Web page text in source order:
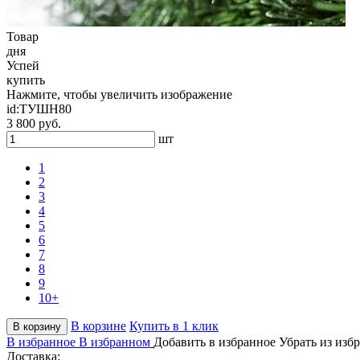
Товар
дня
Успей
купить
Нажмите, чтобы увеличить изображение
id:ТУШН80
3 800 руб.
шт
1
2
3
4
5
6
7
8
9
10+
В корзину В корзине Купить в 1 клик
В избранное В избранном Добавить в избранное Убрать из
Доставка: